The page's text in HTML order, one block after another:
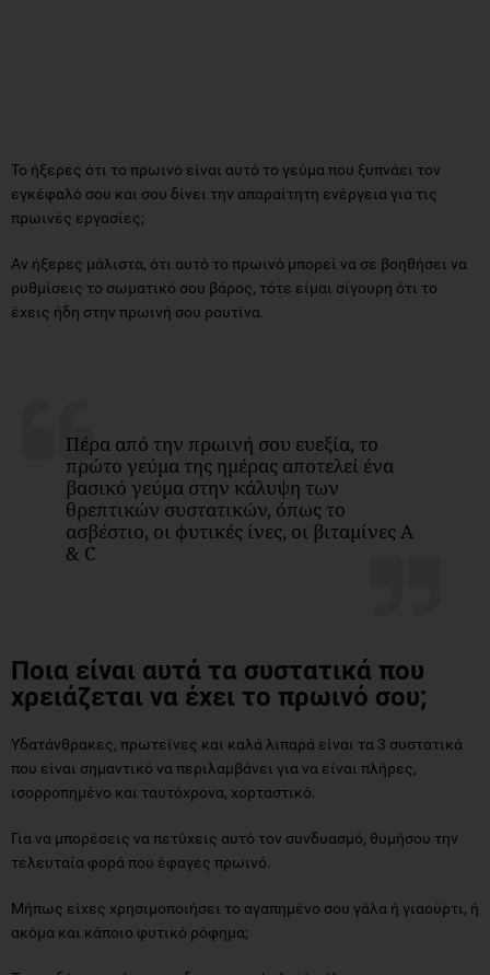
Το ήξερες ότι το πρωινό είναι αυτό το γεύμα που ξυπνάει τον
εγκέφαλό σου και σου δίνει την απαραίτητη ενέργεια για τις
πρωινές εργασίες;
Αν ήξερες μάλιστα, ότι αυτό το πρωινό μπορεί να σε βοηθήσει να
ρυθμίσεις το σωματικό σου βάρος, τότε είμαι σίγουρη ότι το
έχεις ήδη στην πρωινή σου ρουτίνα.
Πέρα από την πρωινή σου ευεξία, το
πρώτο γεύμα της ημέρας αποτελεί ένα
βασικό γεύμα στην κάλυψη των
θρεπτικών συστατικών, όπως το
ασβέστιο, οι φυτικές ίνες, οι βιταμίνες Α
& C
Ποια είναι αυτά τα συστατικά που
χρειάζεται να έχει το πρωινό σου;
Υδατάνθρακες, πρωτεϊνες και καλά λιπαρά είναι τα 3 συστατικά
που είναι σημαντικό να περιλαμβάνει για να είναι πλήρες,
ισορροπημένο και ταυτόχρονα, χορταστικό.
Για να μπορέσεις να πετύχεις αυτό τον συνδυασμό, θυμήσου την
τελευταία φορά που έφαγες πρωινό.
Μήπως είχες χρησιμοποιήσει το αγαπημένο σου γάλα ή γιαούρτι, ή
ακόμα και κάποιο φυτικό ρόφημα;